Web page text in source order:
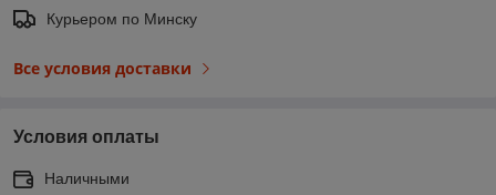
Курьером по Минску
Все условия доставки
Условия оплаты
Наличными